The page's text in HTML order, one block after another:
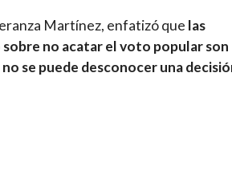
Martínez, enfatizó que las
no acatar el voto popular son
no se puede desconocer una